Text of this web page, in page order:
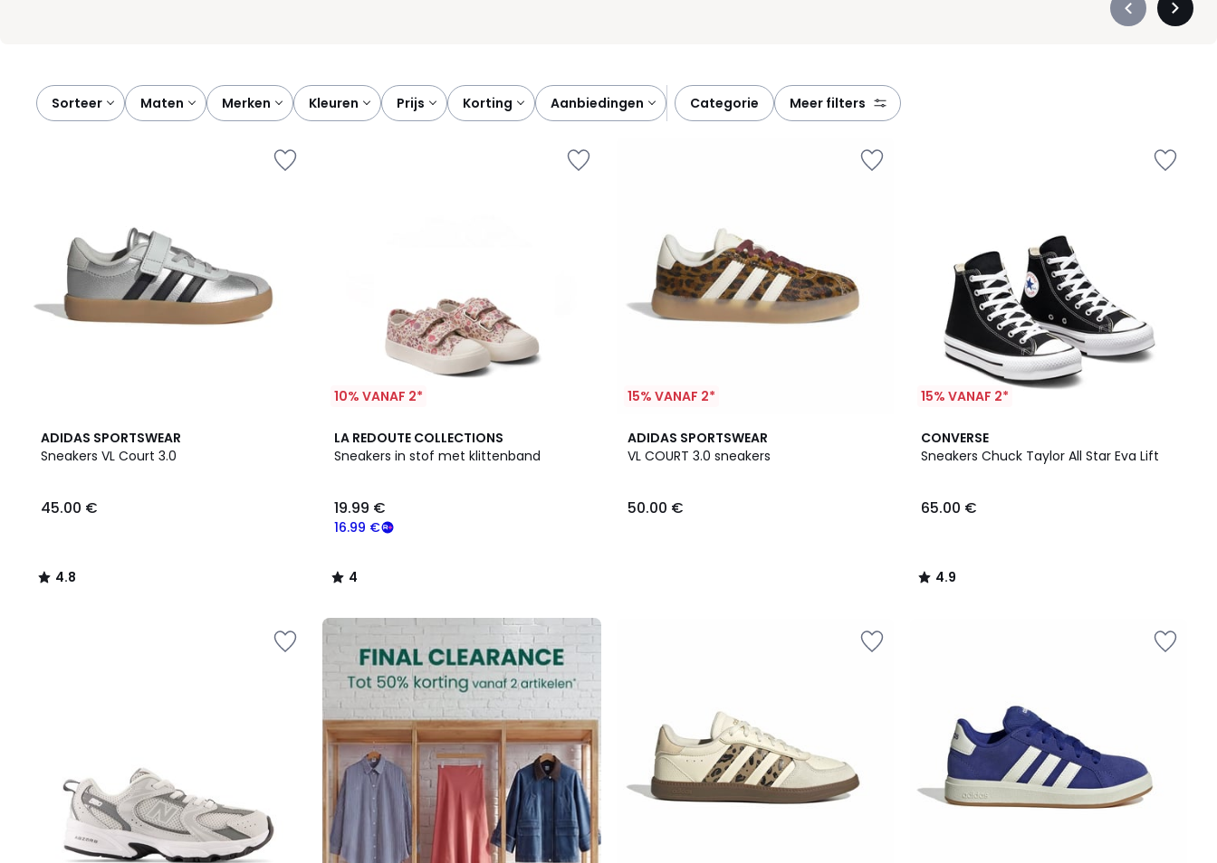
Précédent
Sorteer
maten merken kleuren prijs korting aanbiedingen categorie meer filters
ADIDAS SPORTSWEAR
Sneakers VL Court 3.0
€.
45.00 €
4.8
/ 5
4.8
/
10% VANAF 2*
LA REDOUTE COLLECTIONS
Sneakers in stof met klittenband
16.99 €
19.99 €
4
/
4
/
15% VANAF 2*
ADIDAS SPORTSWEAR
VL COURT 3.0 sneakers
50.00 €
15% VANAF 2*
CONVERSE
Sneakers Chuck Taylor All Star Eva Lift
65.00 €
4.9
/ 5
4.9
/
FINAL
CLEARANCE